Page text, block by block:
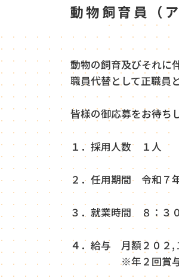
動物飼育員（
動物の飼育及びそれに
職員代替として正職員
皆様の御応募をお待ち
１．採用人数 １人
２．任用期間 令和７
３．就業時間 ８：３
４．給与 月額２０２,
※年２回賞与